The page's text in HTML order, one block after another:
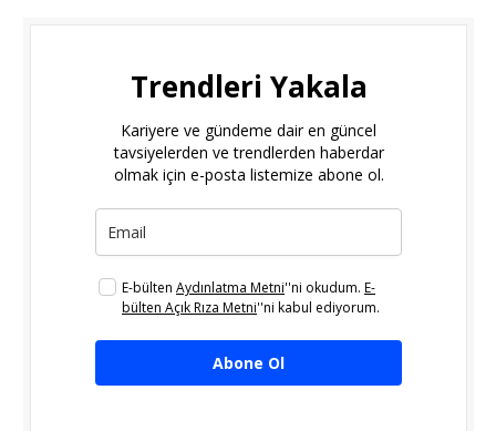
Trendleri Yakala
Kariyere ve gündeme dair en güncel
tavsiyelerden ve trendlerden haberdar
olmak için e-posta listemize abone ol.
E-bülten Aydınlatma Metni''ni okudum. E-
bülten Açık Rıza Metni''ni kabul ediyorum.
Abone Ol